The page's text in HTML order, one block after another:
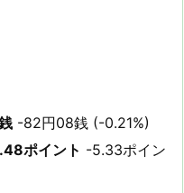
-82円08銭 (-0.21%)
ポイント -5.33ポイン